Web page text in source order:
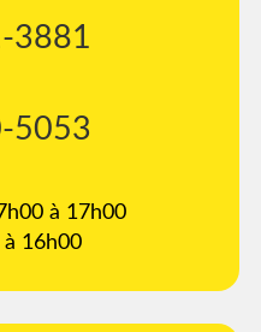
3881
5053
à 17h00
16h00